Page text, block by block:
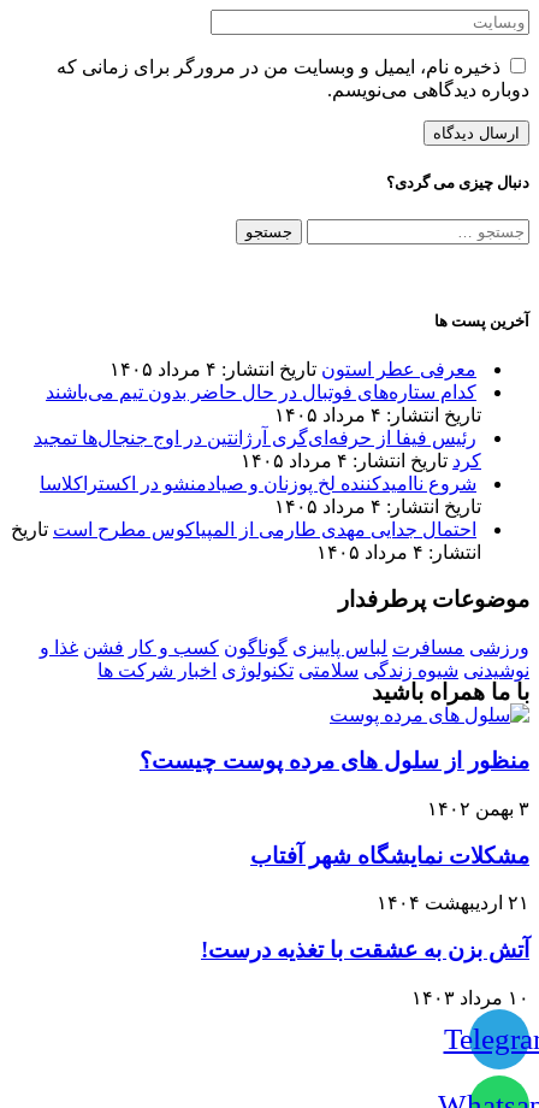
ذخیره نام، ایمیل و وبسایت من در مرورگر برای زمانی که
دوباره دیدگاهی می‌نویسم.
دنبال چیزی می گردی؟
جستجو
آخرین پست ها
معرفی عطر استون تاریخ انتشار: ۴ مرداد ۱۴۰۵
کدام ستاره‌های فوتبال در حال حاضر بدون تیم می‌باشند
تاریخ انتشار: ۴ مرداد ۱۴۰۵
رئیس فیفا از حرفه‌ای‌گری آرژانتین در اوج جنجال‌ها تمجید
کرد تاریخ انتشار: ۴ مرداد ۱۴۰۵
شروع ناامیدکننده لخ پوزنان و صیادمنشو در اکستراکلاسا
تاریخ انتشار: ۴ مرداد ۱۴۰۵
احتمال جدایی مهدی طارمی از المپیاکوس مطرح است تاریخ
انتشار: ۴ مرداد ۱۴۰۵
موضوعات پرطرفدار
ورزشی مسافرت لباس پاییزی گوناگون کسب و کار فشن غذا و
نوشیدنی شیوه زندگی سلامتی تکنولوژی اخبار شرکت ها
با ما همراه باشید
منظور از سلول های مرده پوست چیست؟
۳ بهمن ۱۴۰۲
مشکلات نمایشگاه شهر آفتاب
۲۱ اردیبهشت ۱۴۰۴
آتش بزن به عشقت با تغذیه درست!
۱۰ مرداد ۱۴۰۳